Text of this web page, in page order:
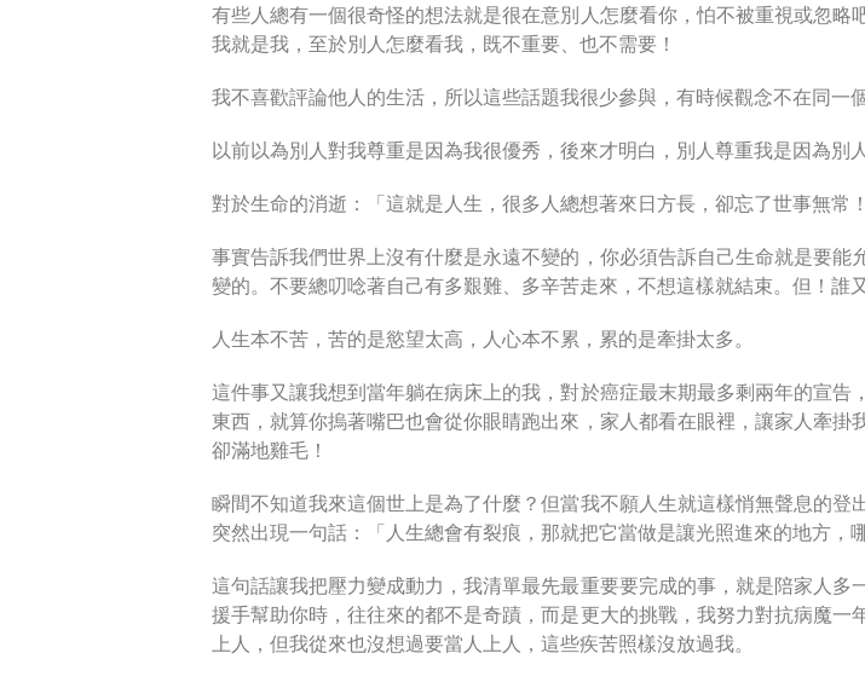
有些人總有一個很奇怪的想法就是很在意別人怎麼看你，怕不被重視或忽略
我就是我，至於別人怎麼看我，既不重要、也不需要！
我不喜歡評論他人的生活，所以這些話題我很少參與，有時候觀念不在同一
以前以為別人對我尊重是因為我很優秀，後來才明白，別人尊重我是因為別
對於生命的消逝：「這就是人生，很多人總想著來日方長，卻忘了世事無常！
事實告訴我們世界上沒有什麼是永遠不變的，你必須告訴自己生命就是要
變的。不要總叨唸著自己有多艱難、多辛苦走來，不想這樣就結束。但！誰
人生本不苦，苦的是慾望太高，人心本不累，累的是牽掛太多。
這件事又讓我想到當年躺在病床上的我，對於癌症最末期最多剩兩年的宣
東西，就算你摀著嘴巴也會從你眼睛跑出來，家人都看在眼裡，讓家人牽掛
卻滿地雞毛！
瞬間不知道我來這個世上是為了什麼？但當我不願人生就這樣悄無聲息的
突然出現一句話：「人生總會有裂痕，那就把它當做是讓光照進來的地方，
這句話讓我把壓力變成動力，我清單最先最重要要完成的事，就是陪家人
援手幫助你時，往往來的都不是奇蹟，而是更大的挑戰，我努力對抗病魔
上人，但我從來也沒想過要當人上人，這些疾苦照樣沒放過我。